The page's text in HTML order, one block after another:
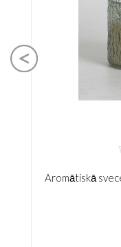
Aromātiskā